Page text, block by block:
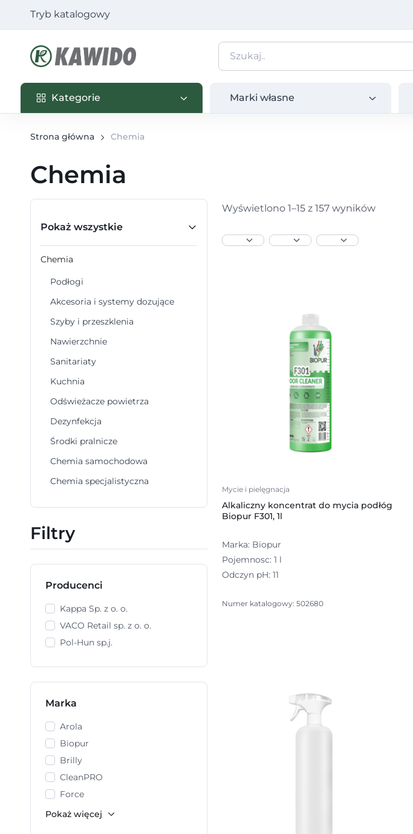
Tryb katalogowy
Kategorie
Kategorie Marki własne
Strona główna Chemia
Chemia
Pokaż wszystkie
Chemia
Podłogi
Akcesoria i systemy dozujące
Szyby i przeszklenia
Nawierzchnie
Sanitariaty
Kuchnia
Odświeżacze powietrza
Dezynfekcja
Środki pralnicze
Chemia samochodowa
Chemia specjalistyczna
Filtry
Producenci
Kappa Sp. z o. o.
VACO Retail sp. z o. o.
Pol-Hun sp.j.
Marka
Arola
Biopur
Brilly
CleanPRO
Force
Wyświetlono 1–15 z 157 wyników
Mycie i pielęgnacja
Alkaliczny koncentrat do mycia podłóg
Biopur F301, 1l
Marka: Biopur
Pojemnosc: 1 l
Odczyn pH: 11
Numer katalogowy: 502680